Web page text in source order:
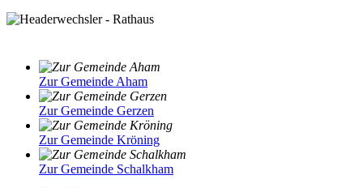
Zur Gemeinde Aham
Zur Gemeinde Gerzen
Zur Gemeinde Kröning
Zur Gemeinde Schalkham